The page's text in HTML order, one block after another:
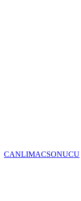
CANLIMACSONUCU